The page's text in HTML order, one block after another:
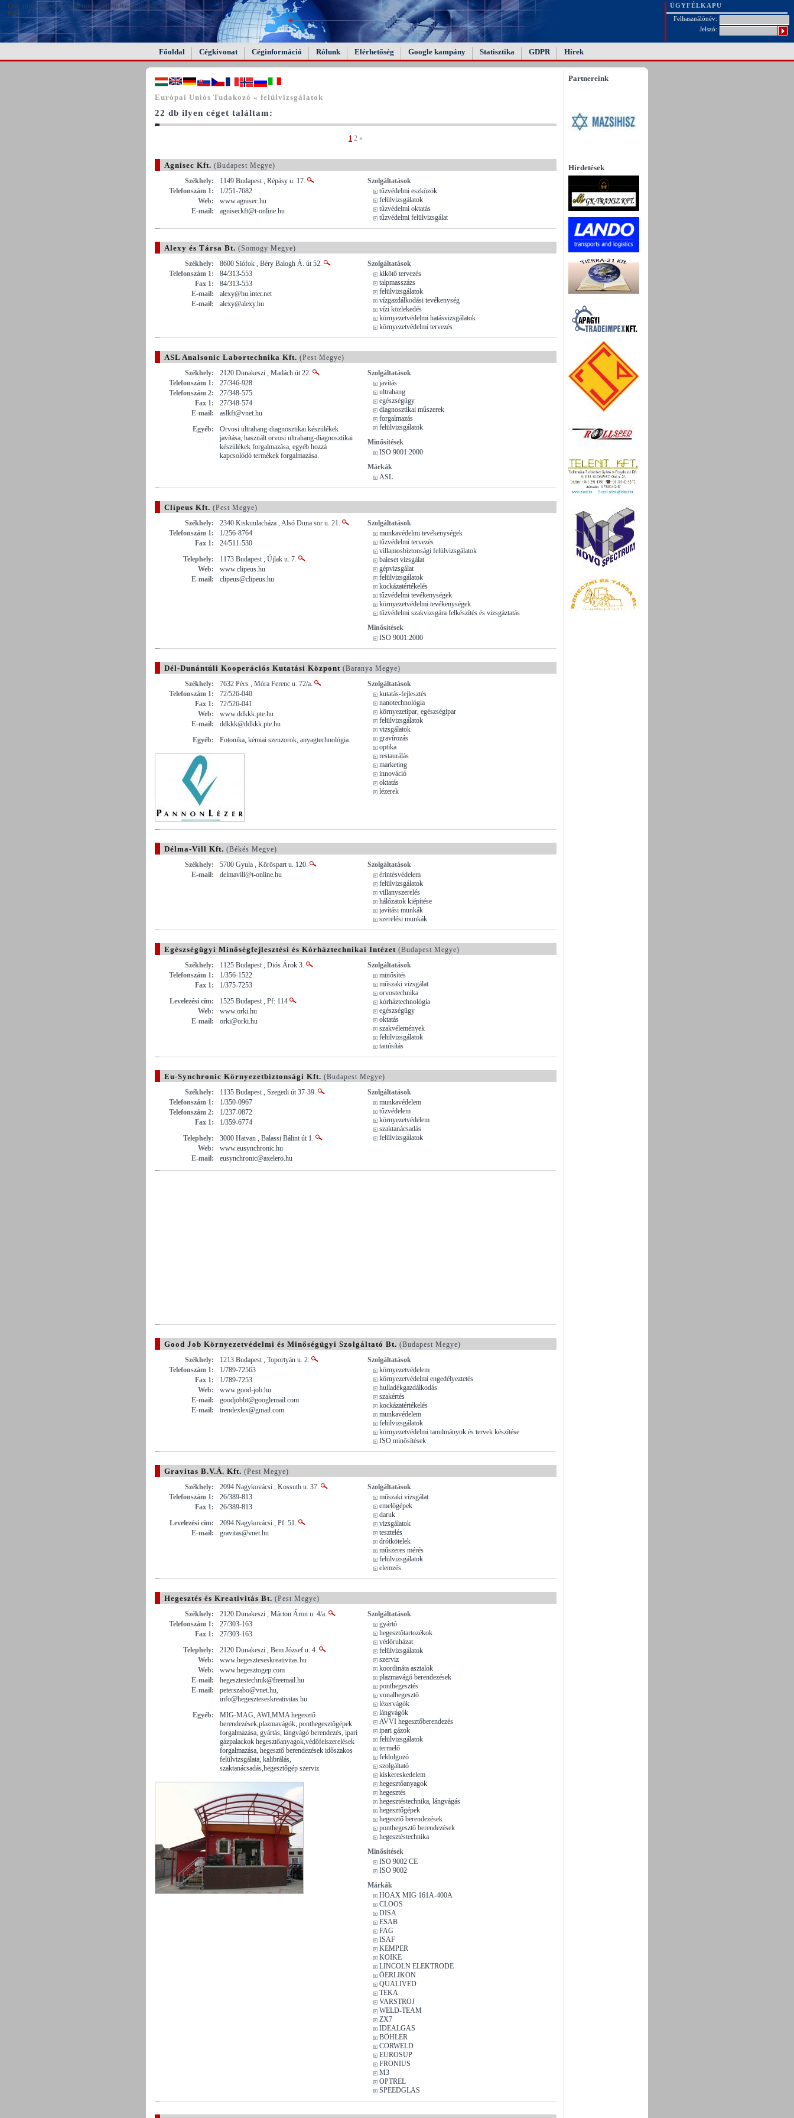
FAIL (the browser should render some flash content, not
this).
ÜGYFÉLKAPU
Felhasználónév:
Jelszó:
Főoldal Cégkivonat Céginformáció Rólunk Elérhetőség Google kampány Statisztika GDPR Hírek
Európai Uniós Tudakozó « felülvizsgálatok
22 db ilyen céget találtam:
1 2 »
Agnisec Kft. (Budapest Megye)
Székhely:
1149 Budapest , Répásy u. 17.
Telefonszám 1:
1/251-7682
Web:
www.agnisec.hu
E-mail:
agniseckft@t-online.hu
Szolgáltatások
tűzvédelmi eszközök
felülvizsgálatok
tűzvédelmi oktatás
tűzvédelmi felülvizsgálat
Alexy és Társa Bt. (Somogy Megye)
Székhely:
8600 Siófok , Béry Balogh Á. út 52.
Telefonszám 1:
84/313-553
Fax 1:
84/313-553
E-mail:
alexy@hu.inter.net
E-mail:
alexy@alexy.hu
Szolgáltatások
kikötő tervezés
talpmasszázs
felülvizsgálatok
vízgazdálkodási tevékenység
vízi közlekedés
környezetvédelmi hatásvizsgálatok
környezetvédelmi tervezés
ASL Analsonic Labortechnika Kft. (Pest Megye)
Székhely:
2120 Dunakeszi , Madách út 22.
Telefonszám 1:
27/346-928
Telefonszám 2:
27/348-575
Fax 1:
27/348-574
E-mail:
aslkft@vnet.hu
Egyéb:
Orvosi ultrahang-diagnosztikai készülékek
javítása, használt orvosi ultrahang-diagnosztikai
készülékek forgalmazása, egyéb hozzá
kapcsolódó termékek forgalmazása.
Szolgáltatások
javítás
ultrahang
egészségügy
diagnosztikai műszerek
forgalmazás
felülvizsgálatok
Minősítések
ISO 9001:2000
Márkák
ASL
Clípeus Kft. (Pest Megye)
Székhely:
2340 Kiskunlacháza , Alsó Duna sor u. 21.
Telefonszám 1:
1/256-8764
Fax 1:
24/511-530
Telephely:
1173 Budapest , Újlak u. 7.
Web:
www.clipeus.hu
E-mail:
clipeus@clipeus.hu
Szolgáltatások
munkavédelmi tevékenységek
tűzvédelmi tervezés
villamosbiztonsági felülvizsgálatok
baleset vizsgálat
gépvizsgálat
felülvizsgálatok
kockázatértékelés
tűzvédelmi tevékenységek
környezetvédelmi tevékenységek
tűzvédelmi szakvizsgára felkészítés és vizsgáztatás
Minősítések
ISO 9001:2000
Dél-Dunántúli Kooperációs Kutatási Központ (Baranya Megye)
Székhely:
7632 Pécs , Móra Ferenc u. 72/a.
Telefonszám 1:
72/526-040
Fax 1:
72/526-041
Web:
www.ddkkk.pte.hu
E-mail:
ddkkk@ddkkk.pte.hu
Egyéb:
Fotonika, kémiai szenzorok, anyagtechnológia.
Szolgáltatások
kutatás-fejlesztés
nanotechnológia
környezetipar, egészségipar
felülvizsgálatok
vizsgálatok
gravírozás
optika
restaurálás
marketing
innováció
oktatás
lézerek
Délma-Vill Kft. (Békés Megye)
Székhely:
5700 Gyula , Köröspart u. 120.
E-mail:
delmavill@t-online.hu
Szolgáltatások
érintésvédelem
felülvizsgálatok
villanyszerelés
hálózatok kiépítése
javítási munkák
szerelési munkák
Egészségügyi Minőségfejlesztési és Kórháztechnikai Intézet (Budapest Megye)
Székhely:
1125 Budapest , Diós Árok 3.
Telefonszám 1:
1/356-1522
Fax 1:
1/375-7253
Levelezési cím:
1525 Budapest , Pf: 114
Web:
www.orki.hu
E-mail:
orki@orki.hu
Szolgáltatások
minősítés
műszaki vizsgálat
orvostechnika
kórháztechnológia
egészségügy
oktatás
szakvélemények
felülvizsgálatok
tanúsítás
Eu-Synchronic Környezetbiztonsági Kft. (Budapest Megye)
Székhely:
1135 Budapest , Szegedi út 37-39.
Telefonszám 1:
1/350-0967
Telefonszám 2:
1/237-0872
Fax 1:
1/359-6774
Telephely:
3000 Hatvan , Balassi Bálint út 1.
Web:
www.eusynchronic.hu
E-mail:
eusynchronic@axelero.hu
Szolgáltatások
munkavédelem
tűzvédelem
környezetvédelem
szaktanácsadás
felülvizsgálatok
Good Job Környezetvédelmi és Minőségügyi Szolgáltató Bt. (Budapest Megye)
Székhely:
1213 Budapest , Toportyán u. 2.
Telefonszám 1:
1/789-72563
Fax 1:
1/789-7253
Web:
www.good-job.hu
E-mail:
goodjobbt@googlemail.com
E-mail:
trendexlex@gmail.com
Szolgáltatások
környezetvédelem
környezetvédelmi engedélyeztetés
hulladékgazdálkodás
szakértés
kockázatértékelés
munkavédelem
felülvizsgálatok
környezetvédelmi tanulmányok és tervek készítése
ISO minősítések
Gravitas B.V.Á. Kft. (Pest Megye)
Székhely:
2094 Nagykovácsi , Kossuth u. 37.
Telefonszám 1:
26/389-813
Fax 1:
26/389-813
Levelezési cím:
2094 Nagykovácsi , Pf: 51.
E-mail:
gravitas@vnet.hu
Szolgáltatások
műszaki vizsgálat
emelőgépek
daruk
vizsgálatok
tesztelés
drótkötelek
műszeres mérés
felülvizsgálatok
elemzés
Hegesztés és Kreativitás Bt. (Pest Megye)
Székhely:
2120 Dunakeszi , Márton Áron u. 4/a.
Telefonszám 1:
27/303-163
Fax 1:
27/303-163
Telephely:
2120 Dunakeszi , Bem József u. 4.
Web:
www.hegeszteseskreativitas.hu
Web:
www.hegesztogep.com
E-mail:
hegesztestechnik@freemail.hu
E-mail:
peterszabo@vnet.hu,
info@hegeszteseskreativitas.hu
Egyéb:
MIG-MAG, AWI,MMA hegesztő
berendezések,plazmavágók, ponthegesztőgépek
forgalmazása, gyártás, lángvágó berendezés, ipari
gázpalackok hegesztőanyagok,védőfelszerelések
forgalmazása, hegesztő berendezések időszakos
felülvizsgálata, kalibrálás,
szaktanácsadás,hegesztőgép szerviz.
Szolgáltatások
gyártó
hegesztőtartozékok
védőruházat
felülvizsgálatok
szerviz
koordináta asztalok
plazmavágó berendezések
ponthegesztés
vonalhegesztő
lézervágók
lángvágók
AVVI hegesztőberendezés
ipari gázok
felülvizsgálatok
termelő
feldolgozó
szolgáltató
kiskereskedelem
hegesztőanyagok
hegesztés
hegesztéstechnika, lángvágás
hegesztőgépek
hegesztő berendezések
ponthegesztő berendezések
hegesztéstechnika
Minősítések
ISO 9002 CE
ISO 9002
Márkák
HOAX MIG 161A-400A
CLOOS
DISA
ESAB
FAG
ISAF
KEMPER
KOIKE
LINCOLN ELEKTRODE
ÖERLIKON
QUALIVED
TEKA
VARSTROJ
WELD-TEAM
ZX7
IDEALGAS
BÖHLER
CORWELD
EUROSUP
FRONIUS
M3
OPTREL
SPEEDGLAS
Partnereink
Hirdetések